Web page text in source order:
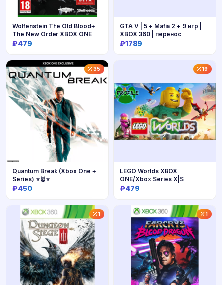
Купить
Wolfenstein The Old Blood+
The New Order XBOX ONE
₽479
GTA V | 5 + Mafia 2 + 9 игр |
XBOX 360 | перенос
₽1789
35
Купить
Quantum Break (Xbox One +
Series) ⭐🥇⭐
₽450
19
Купить
LEGO Worlds XBOX
ONE/Xbox Series X|S
₽479
1 1